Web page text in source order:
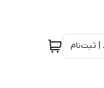
| ثبت‌نام